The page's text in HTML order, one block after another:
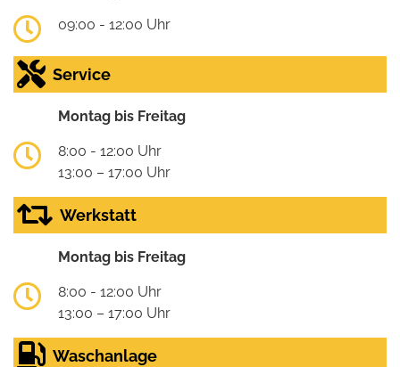
09:00 - 12:00 Uhr
Service
Montag bis Freitag
8:00 - 12:00 Uhr
13:00 – 17:00 Uhr
Werkstatt
Montag bis Freitag
8:00 - 12:00 Uhr
13:00 – 17:00 Uhr
Waschanlage